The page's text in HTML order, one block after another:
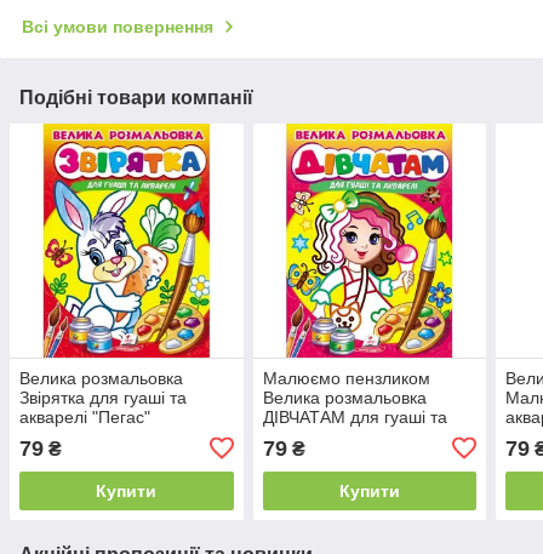
Всі умови повернення
Подібні товари компанії
Велика розмальовка
Звірятка для гуаші та
акварелі "Пегас"
79 ₴
Купити
Малюємо пензликом
Велика розмальовка
ДІВЧАТАМ для гуаші та
79₴
Купити
79